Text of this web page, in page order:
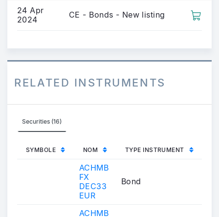
24 Apr
2024
CE - Bonds - New listing
RELATED INSTRUMENTS
Securities (16)
SYMBOLE NOM TYPE INSTRUMENT
ACHMB
FX
DEC33
EUR
Bond
ACHMB